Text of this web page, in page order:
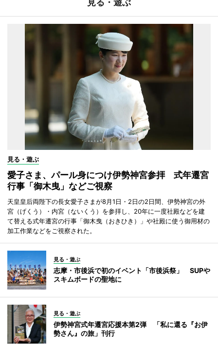
見る・遊ぶ
見る・遊ぶ
愛子さま、パール身につけ伊勢神宮参拝 式年遷宮
行事「御木曳」などご視察
天皇皇后両陛下の長女愛子さまが8月1日・2日の2日間、伊勢神宮の外
宮（げくう）・内宮（ないくう）を参拝し、20年に一度社殿などを建
て替える式年遷宮の行事「御木曳（おきひき）」や社殿に使う御用材の
加工作業などをご視察された。
見る・遊ぶ
志摩・市後浜で初のイベント「市後浜祭」 SUPや
スキムボードの聖地に
見る・遊ぶ
伊勢神宮式年遷宮応援本第2弾 「私に還る『お伊
勢さん』の旅」刊行